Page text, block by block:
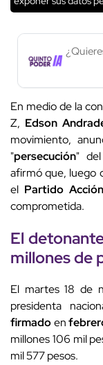
En medio de la
Z, Edson
movimiento,
"persecución"
afirmó que, luego
el Partido
comprometida.
El
millones de
El martes 18 de
presidenta
firmadoen
millones 106 mil
mil 577 pesos.